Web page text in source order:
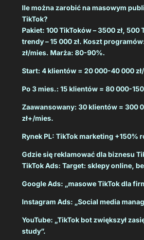
Ile można zarobić na masowym
TikTok?
Pakiet: 100 TikToków – 3500 zł, 500
trendy – 15 000 zł. Koszt
zł/mies. Marża: 80-90%.
Start: 4 klientów = 20 000-40 000
Po 3 mies.: 15 klientów = 80 000-
Zaawansowany: 30 klientów = 300
zł+/mies.
Rynek PL: TikTok marketing +150%
Gdzie się reklamować dla biznesu
TikTok Ads: Target: sklepy online,
Google Ads: „masowe TikTok dla
Instagram Ads: „Social media
YouTube: „TikTok bot zwiększył
study”.